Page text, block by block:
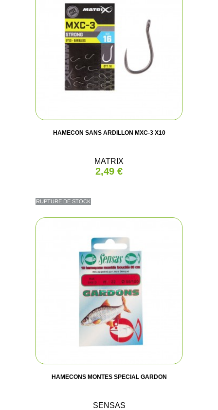
HAMECON SANS ARDILLON MXC-3 X10
MATRIX
2,49 €
RUPTURE DE STOCK
HAMECONS MONTES SPECIAL GARDON
SENSAS